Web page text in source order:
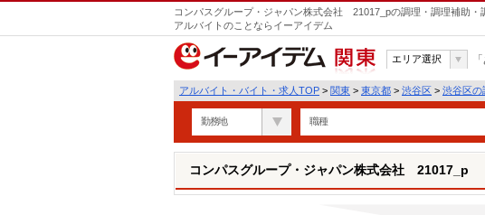
コンパスグループ・ジャパン株式会社 21017_pの調理・調理補助・
アルバイトのことならイーアイデム
関東
エリア選択
アルバイト・バイト・求人TOP > 関東 > 東京都 > 渋谷区 > 渋谷区の
勤務地 職種
コンパスグループ・ジャパン株式会社 21017_p